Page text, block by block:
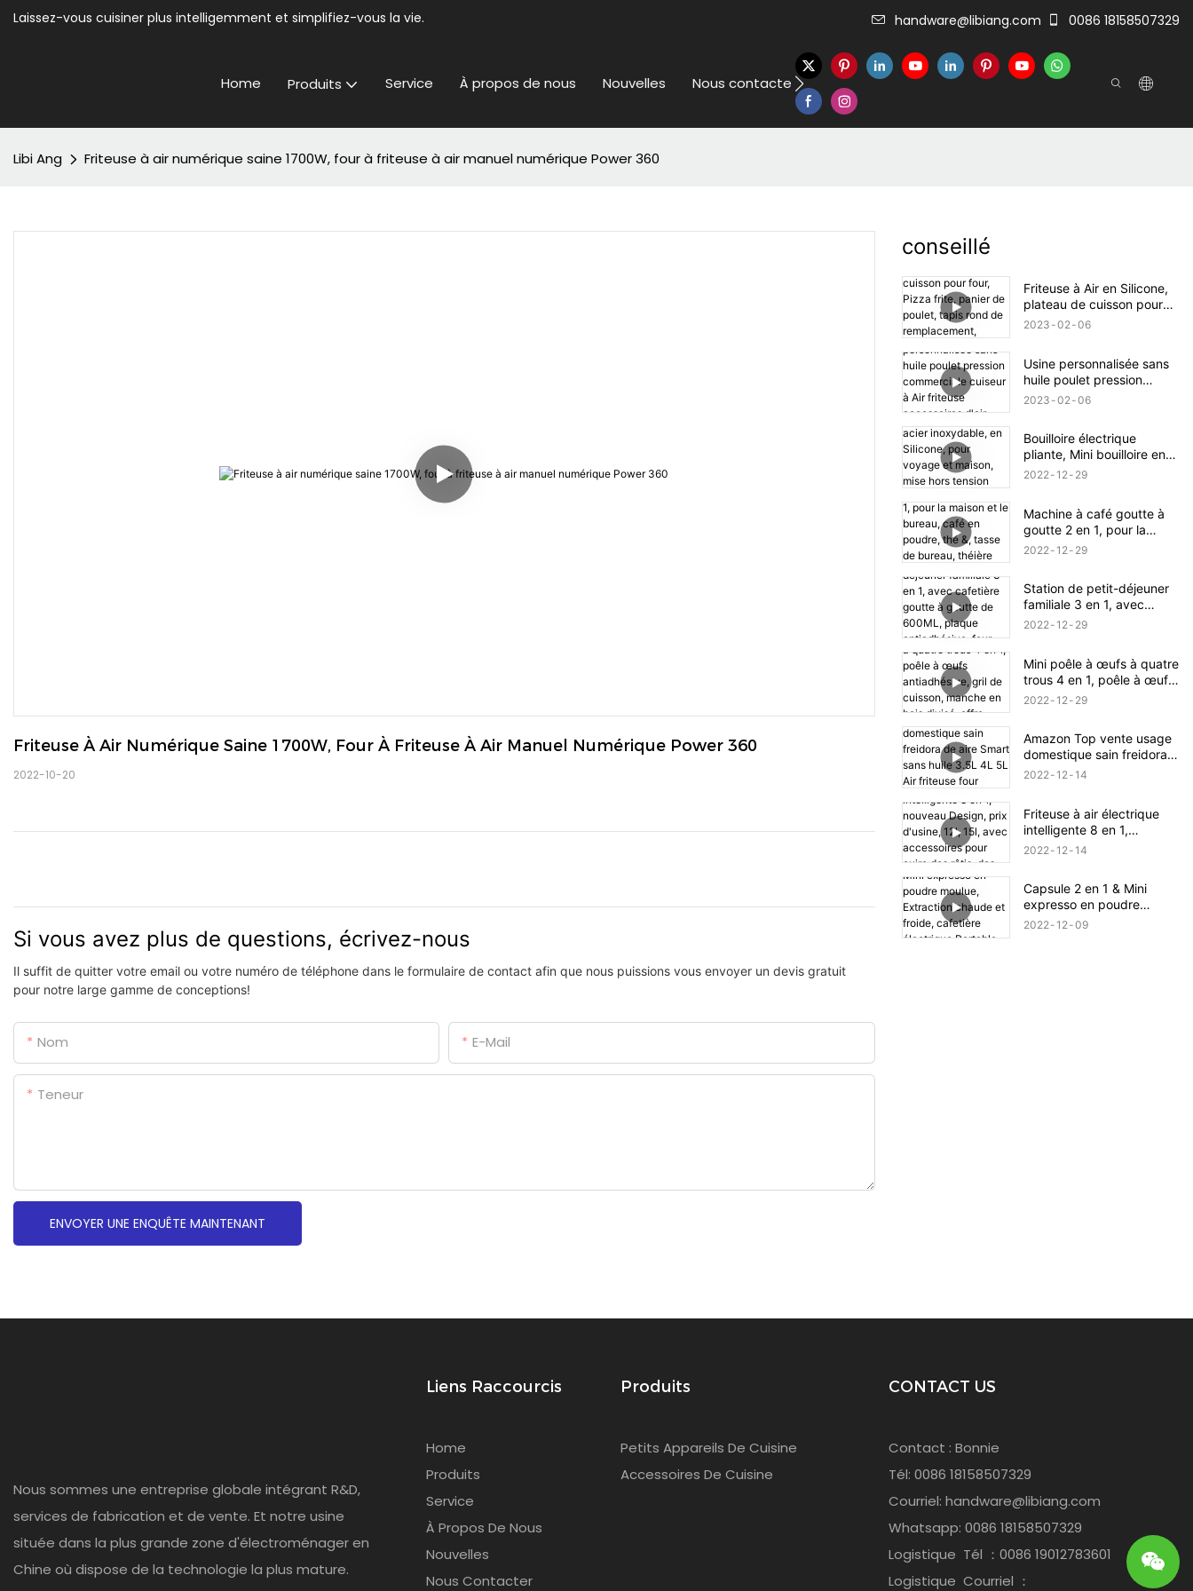
Laissez-vous cuisiner plus intelligemment et simplifiez-vous la vie. handware@libiang.com 0086 18158507329
Home Produits Service À propos de nous Nouvelles Nous contacter
Libi Ang Friteuse à air numérique saine 1700W, four à friteuse à air manuel numérique Power 360
Friteuse À Air Numérique Saine 1700W, Four À Friteuse À Air Manuel Numérique Power 360
2022-10-20
Si vous avez plus de questions, écrivez-nous
Il suffit de quitter votre email ou votre numéro de téléphone dans le formulaire de contact afin que nous puissions vous envoyer un devis gratuit
pour notre large gamme de conceptions!
Nom E-Mail
Teneur
ENVOYER UNE ENQUÊTE MAINTENANT
conseillé
Friteuse à Air en Silicone,
plateau de cuisson pour
four, Pizza frite, panier de
accessoires de poêle à gril
2023 02 06
Usine personnalisée sans
huile poulet pression
commerciale cuiseur à Air
2023 02 06
Bouilloire électrique
pliante, Mini bouilloire en
acier inoxydable, en
automatique, facile à
transporter, opération
Simple
2022 12 29
Machine à café goutte à
goutte 2 en 1, pour la
maison et le bureau, café
réservoir d'eau de 0,3 l
2022 12 29
Station de petit-déjeuner
familiale 3 en 1, avec
cafetière goutte à goutte
pain de 9l
2022 12 29
Mini poêle à œufs à quatre
trous 4 en 1, poêle à œufs
antiadhésive, gril de
2022 12 29
Amazon Top vente usage
domestique sain freidora
de aire Smart sans huile
2022 12 14
Friteuse à air électrique
intelligente 8 en 1,
nouveau Design, prix
rôtis, des grillades, sans
huile, 2022
2022 12 14
Capsule 2 en 1 & Mini
expresso en poudre
moulue, Extraction chaude
2022 12 09
Nous sommes une entreprise globale intégrant R&D,
services de fabrication et de vente. Et notre usine
située dans la plus grande zone d'électroménager en
Chine où dispose de la technologie la plus mature.
Liens Raccourcis
Home
Produits
Service
À Propos De Nous
Nouvelles
Nous Contacter
Produits
Petits Appareils De Cuisine
Accessoires De Cuisine
CONTACT US
Contact : Bonnie
Tél: 0086 18158507329
Courriel: handware@libiang.com
Whatsapp: 0086 18158507329
Logistique Tél ：0086 19012783601
Logistique Courriel ：